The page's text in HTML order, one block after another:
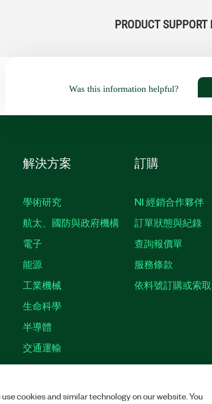
PRODUCT SUPPORT
Was this information helpful?
解決方案
學術研究
航太、國防與政府機構
電子
能源
工業機械
生命科學
半導體
交通運輸
訂購
NI 經銷合作夥伴
訂單狀態與紀錄
查詢報價單
服務條款
依料號訂購或索
use cookies and similar technology on our website. You